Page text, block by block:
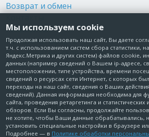
Возврат и обмен
Реквизиты
Публичная оферта
Пользовательское соглашение
Политика обработки персональных
Согласие на обработку
Согласие на рекламные рассылки
+7 495 210-10-57
© Забота о Вас.ру
Мы используем cookie
Продолжая использовать наш сайт, Вы даете
т.ч. с использованием систем сбора статистики,
Яндекс.Метрика и других систем) файлов cookie,
данных (например сведений о Вашем ip-адресе,
местоположении, типе устройства, времени
сведений о ресурсах сети Интернет, с которых
переходы на наш сайт, сведения о Ваших
сведений). Данная информация необходима для
сайта, проведения ретаргетинга и статистических
обзоров. Если Вы согласны, продолжайте
не хотите, чтобы Ваши данные обрабатывались,
установить специальные настройки в браузере
Подробнее — в Политике обработки